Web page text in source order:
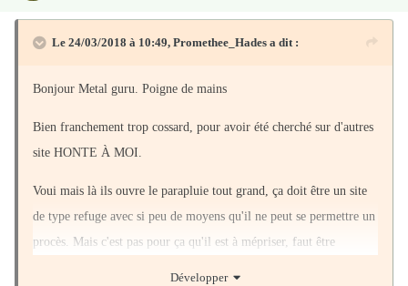
Le 24/03/2018 à 10:49, Promethee_Hades a dit :
Bonjour Metal guru. Poigne de mains
Bien franchement trop cossard, pour avoir été cherché sur d'autres
site HONTE À MOI.
Voui mais là ils ouvre le parapluie tout grand, ça doit être un site
de type refuge avec si peu de moyens qu'il ne peut se permettre un
procès. Mais c'est pas pour ça qu'il est à mépriser, faut être
Développer